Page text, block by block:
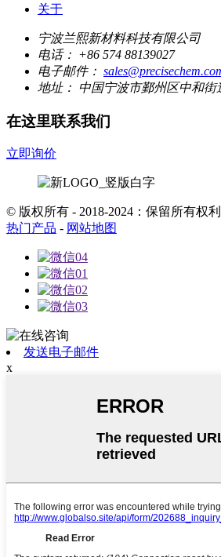
关于
宁波兰熙新材料科技有限公司
电话： +86 574 88139027
电子邮件：
地址： 中国宁波市鄞州区中和街
在这里联系我们
立即询价
© 版权所有 - 2018-2024：保留所有权利
热门产品 - 网站地图
发送电子邮件
x